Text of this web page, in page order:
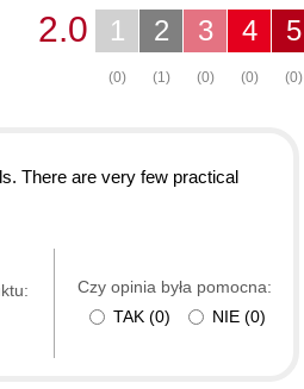
5
(0)
4
(0)
3
(0)
2
(1)
1
(0)
2.0
There are very few practical
Czy opinia była pomocna:
TAK (0) NIE (0)